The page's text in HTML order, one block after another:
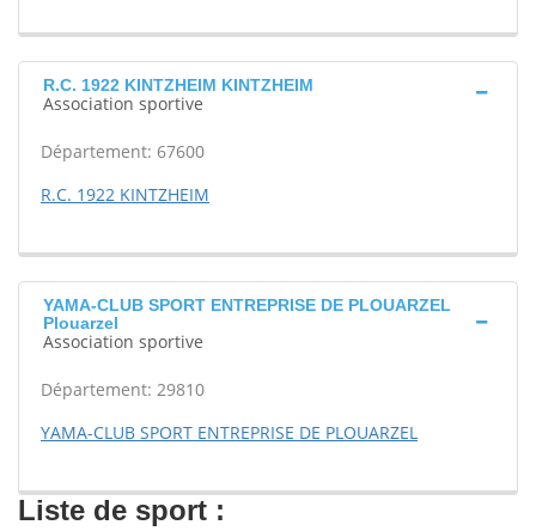
R.C. 1922 KINTZHEIM KINTZHEIM
Association sportive
Département: 67600
R.C. 1922 KINTZHEIM
YAMA-CLUB SPORT ENTREPRISE DE PLOUARZEL
Plouarzel
Association sportive
Département: 29810
YAMA-CLUB SPORT ENTREPRISE DE PLOUARZEL
Liste de sport :